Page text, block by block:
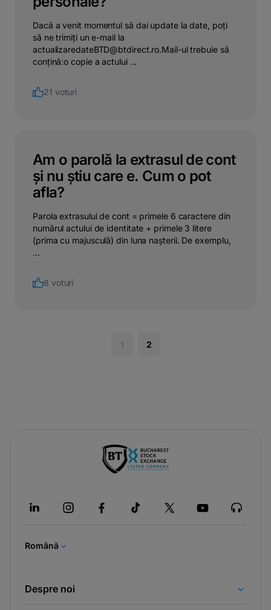
Dacă a venit momentul să dai update la date, poți
să ne trimiți un e-mail la
actualizaredateBTD@btdirect.ro.Mail-ul trebuie să
conțină:o copie a actului ...
21 voturi
Am o parolă la extrasul de cont
și nu știu care e. Cum o pot
afla?
Parola extrasului de cont = primele 6 caractere din
numărul actului de identitate + primele 3 litere
(prima cu majusculă) din luna nașterii. De exemplu,
...
8 voturi
1 2
a
Română
Despre noi